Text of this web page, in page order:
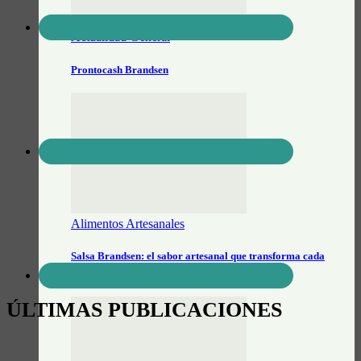
Prontocash Brandsen
Alimentos Artesanales
Salsa Brandsen: el sabor artesanal que transforma cada
ÚLTIMAS PUBLICACIONES